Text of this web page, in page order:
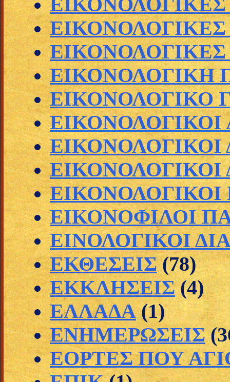
ΕΙΚΟΝΟΛΟΓΙΚΗ
ΕΙΚΟΝΟΛΟΓΙΚΟ
ΕΙΚΟΝΟΛΟΓΙΚΟΙ
ΕΙΚΟΝΟΛΟΓΙΚΟΙ
ΕΙΚΟΝΟΛΟΓΙΚΟΙ
ΕΙΚΟΝΟΦΙΛΟΙ
ΕΙΝΟΛΟΓΙΚΟΙ
ΕΚΘΕΣΕΙΣ (78)
ΕΚΚΛΗΣΕΙΣ (4)
ΕΛΛΑΔΑ (1)
ΕΝΗΜΕΡΩΣΕΙΣ
ΕΟΡΤΕΣ ΠΟΥ